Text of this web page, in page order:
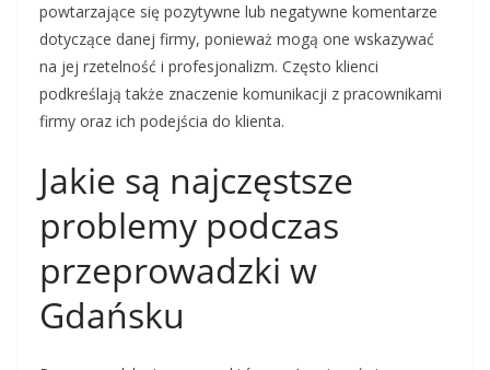
powtarzające się pozytywne lub negatywne komentarze
dotyczące danej firmy, ponieważ mogą one wskazywać
na jej rzetelność i profesjonalizm. Często klienci
podkreślają także znaczenie komunikacji z pracownikami
firmy oraz ich podejścia do klienta.
Jakie są najczęstsze
problemy podczas
przeprowadzki w
Gdańsku